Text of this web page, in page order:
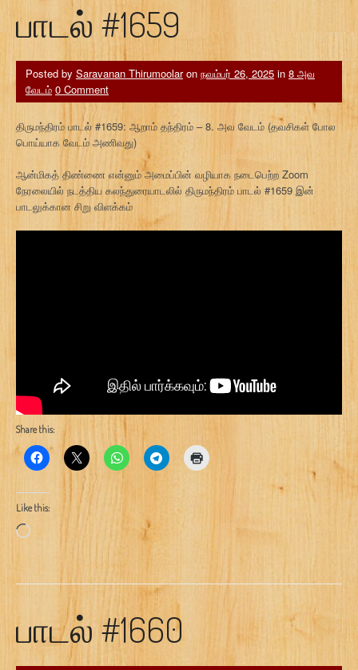
பாடல் #1659
Posted by Saravanan Thirumoolaron நவம்பர் 26, 2025 in 8 அவ
வேடம் 0 Comment
திருமந்திரம் பாடல் #1659: ஆறாம் தந்திரம் – 8. அவ வேடம் (தவசிகள் போல
பொய்யாக வேடம் அணிவது)
ஆன்மிகத் திண்ணை என்னும் அமைப்பின் வழியாக நடைபெற்ற Zoom
நேரலையில் நடத்திய கலந்துரையாடலில் திருமந்திரம் பாடல் #1659 இன்
பாடலுக்கான சிறு விளக்கம்
Share this:
Like this:
Loading…
பாடல் #1660